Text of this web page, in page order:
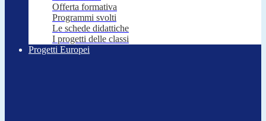
Offerta formativa
Programmi svolti
Le schede didattiche
I progetti delle classi
Progetti Europei